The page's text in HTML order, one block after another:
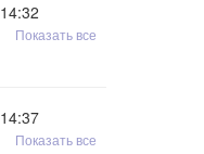
14:32
Показать все
14:37
Показать все